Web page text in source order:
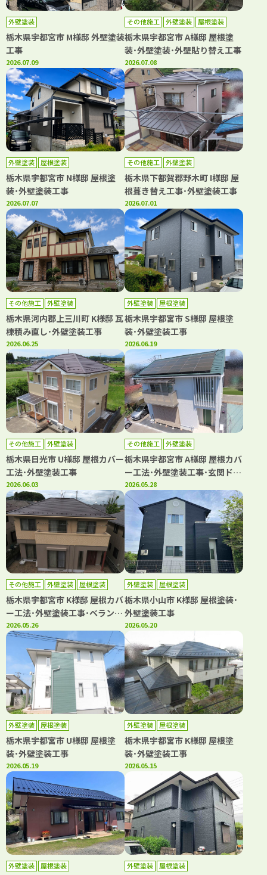
外壁塗装
栃木県宇都宮市 M様邸 外壁塗装
工事
2026.07.09
その他施工 外壁塗装 屋根塗装
栃木県宇都宮市 A様邸 屋根塗
装･外壁塗装･外壁貼り替え工事
2026.07.08
外壁塗装 屋根塗装
栃木県宇都宮市 N様邸 屋根塗
装･外壁塗装工事
2026.07.07
その他施工 外壁塗装
栃木県下都賀郡野木町 I様邸 屋
根葺き替え工事･外壁塗装工事
2026.07.01
その他施工 外壁塗装
栃木県河内郡上三川町 K様邸 瓦
棟積み直し･外壁塗装工事
2026.06.25
外壁塗装 屋根塗装
栃木県宇都宮市 S様邸 屋根塗
装･外壁塗装工事
2026.06.19
その他施工 外壁塗装
栃木県日光市 U様邸 屋根カバー
工法･外壁塗装工事
2026.06.03
その他施工 外壁塗装
栃木県宇都宮市 A様邸 屋根カバ
ー工法･外壁塗装工事･玄関ドア
リフォーム
2026.05.28
その他施工 外壁塗装
屋根塗装
防水工事
栃木県宇都宮市 K様邸 屋根カバ
ー工法･外壁塗装工事･ベランダ
シート防水工事
2026.05.26
外壁塗装 屋根塗装
栃木県小山市 K様邸 屋根塗装･
外壁塗装工事
2026.05.20
外壁塗装 屋根塗装
栃木県宇都宮市 U様邸 屋根塗
装･外壁塗装工事
2026.05.19
外壁塗装 屋根塗装
栃木県宇都宮市 K様邸 屋根塗
装･外壁塗装工事
2026.05.15
外壁塗装 屋根塗装 外壁塗装 屋根塗装